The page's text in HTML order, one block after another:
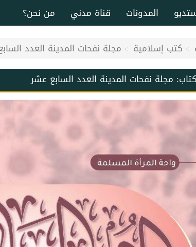
من نحن؟ قناة مدني المدونات
كتب إسلامية مجلة نفحات المدينة العدد
مجلة نفحات المدينة العدد السابع عشر